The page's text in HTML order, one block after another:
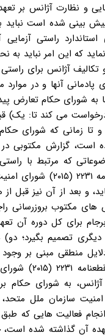
و نظارت آژانس بر
بینی شده است نباید
راستی
که این امر نباید به
آژانس برای
پادمانی آنها و در
به شورای حکام تعارض
درخواست می کند تا:
تا زمانی که شورای
است، گزارش مکتوبی
که مرتبط با
ایران در پرتو قطعنامه
و بعد از آن نیز قبل
های مکتوب بروزرسانی
برای کل دوره آن
دیگری تصمیم بگیرد؛
منطقی مبنی بر
داشته باشد،
به شورای حکام